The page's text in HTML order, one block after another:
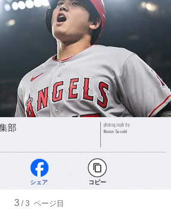
部 photograph by
Nanae Suzuki
シェア コピー
3 /3 ページ目